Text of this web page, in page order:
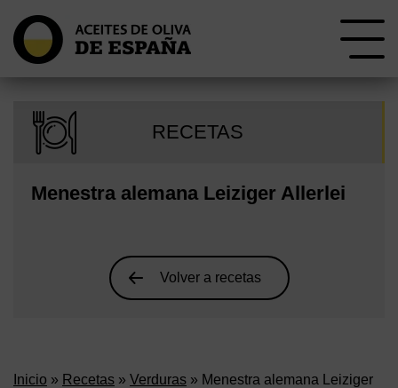
RECETAS
Menestra alemana Leiziger Allerlei
Volver a recetas
Inicio » Recetas » Verduras » Menestra alemana Leiziger